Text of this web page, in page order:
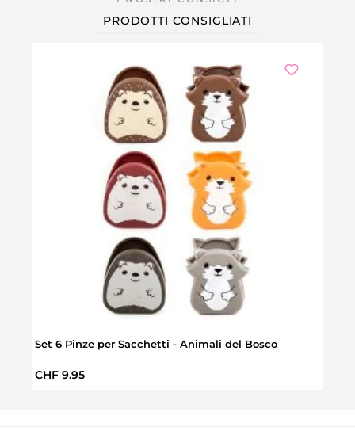
PRODOTTI CONSIGLIATI
Set 6 Pinze per Sacchetti - Animali del Bosco
Prezzo normale:
CHF 9.95